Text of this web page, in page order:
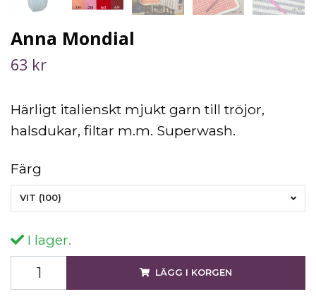
Anna Mondial
63 kr
Härligt italienskt mjukt garn till tröjor,
halsdukar, filtar m.m. Superwash.
Färg
VIT (100)
I lager.
LÄGG I KORGEN